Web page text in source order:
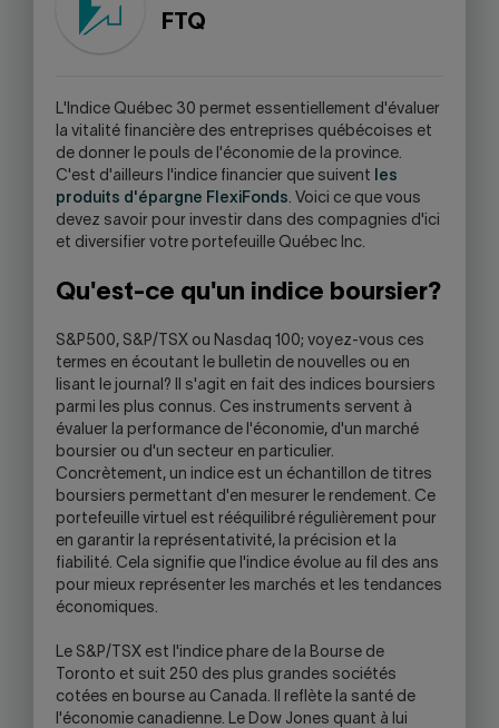
YOUR
SKYPE
APPLICATION.
FTQ
L'Indice Québec 30 permet essentiellement d'évaluer
la vitalité financière des entreprises québécoises et
de donner le pouls de l'économie de la province.
C'est d'ailleurs l'indice financier que suivent
les
produits d'épargne FlexiFonds. Voici ce que vous
devez savoir pour investir dans des compagnies d'ici
et diversifier votre portefeuille Québec Inc.
Qu'est-ce qu'un indice boursier?
S&P500, S&P/TSX ou Nasdaq 100; voyez-vous ces
termes en écoutant le bulletin de nouvelles ou en
lisant le journal? Il s'agit en fait des indices boursiers
parmi les plus connus. Ces instruments servent à
évaluer la performance de l'économie, d'un marché
boursier ou d'un secteur en particulier.
Concrètement, un indice est un échantillon de titres
boursiers permettant d'en mesurer le rendement. Ce
portefeuille virtuel est rééquilibré régulièrement pour
en garantir la représentativité, la précision et la
fiabilité. Cela signifie que l'indice évolue au fil des ans
pour mieux représenter les marchés et les tendances
économiques.
Le S&P/TSX est l'indice phare de la Bourse de
Toronto et suit 250 des plus grandes sociétés
cotées en bourse au Canada. Il reflète la santé de
l'économie canadienne. Le Dow Jones quant à lui